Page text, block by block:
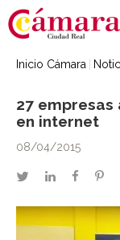
Inicio Cámara
27
en internet
08/04/2015
twitterlinkedin